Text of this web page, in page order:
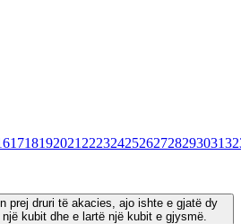
1718192021 2223242526272829303132
prej druri të akacies, ajo ishte e gjatë dy
kubit dhe e lartë një kubit e gjysmë.